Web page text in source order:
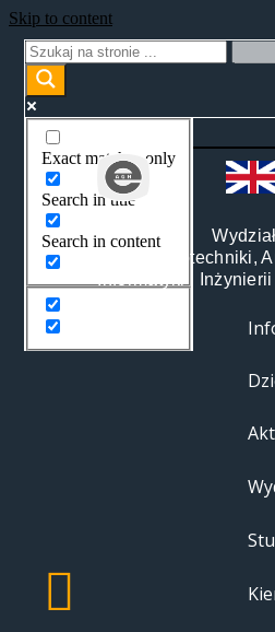
Skip to content
Exact matches only
Search in title
Search in content
Wydział
Elektrotechniki,
Informatyki i